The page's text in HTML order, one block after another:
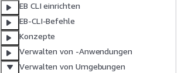
EB CLI einrichten
EB-CLI-Befehle
Konzepte
Verwalten von -Anwendungen
Verwalten von Umgebungen